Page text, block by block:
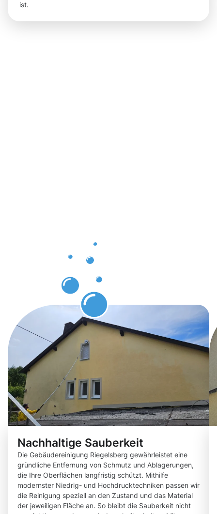
ist.
Nachhaltige Sauberkeit
Die Gebäudereinigung Riegelsberg gewährleistet eine
gründliche Entfernung von Schmutz und Ablagerungen,
die Ihre Oberflächen langfristig schützt. Mithilfe
modernster Niedrig- und Hochdrucktechniken passen wir
die Reinigung speziell an den Zustand und das Material
der jeweiligen Fläche an. So bleibt die Sauberkeit nicht